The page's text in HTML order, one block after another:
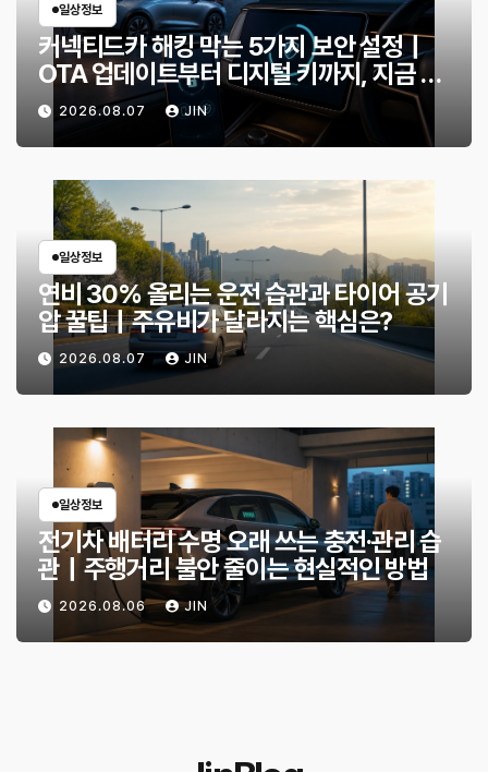
일상정보
커넥티드카 해킹 막는 5가지 보안 설정｜
OTA 업데이트부터 디지털 키까지, 지금 확
인할 것은?
2026.08.07 JIN
일상정보
연비 30% 올리는 운전 습관과 타이어 공기
압 꿀팁｜주유비가 달라지는 핵심은?
2026.08.07 JIN
일상정보
전기차 배터리 수명 오래 쓰는 충전·관리 습
관｜주행거리 불안 줄이는 현실적인 방법
2026.08.06 JIN